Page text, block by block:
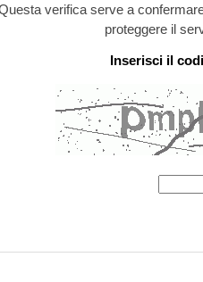
verifica serve a
proteggere il
Inserisci il